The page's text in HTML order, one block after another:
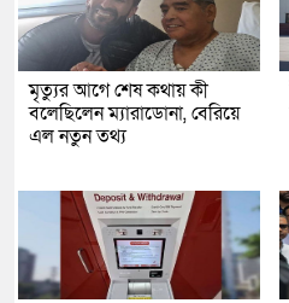
মৃত্যুর আগে শেষ কথায় কী
বলেছিলেন ম্যারাডোনা, বেরিয়ে
এল নতুন তথ্য